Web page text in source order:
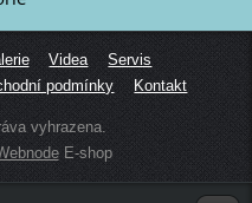
Videa
Servis
podmínky Kontakt
vyhrazena.
E-shop